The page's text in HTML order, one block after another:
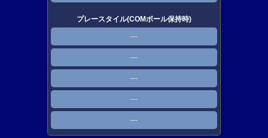
プレースタイル(COMボール保持時)
---
---
---
---
---